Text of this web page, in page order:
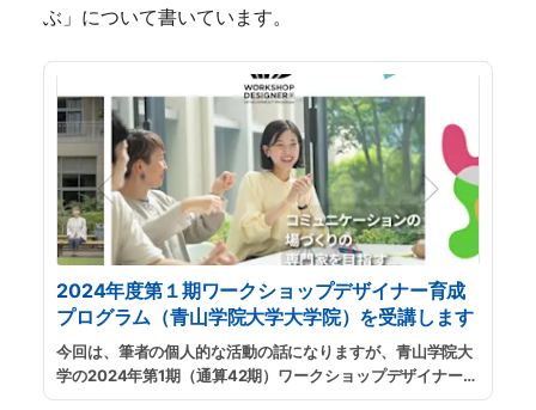
ぶ」について書いています。
2024年度第１期ワークショップデザイナー育成
プログラム（青山学院大学大学院）を受講します
今回は、筆者の個人的な活動の話になりますが、青山学院大
学の2024年第1期（通算42期）ワークショップデザイナー育
成プログラムに出願し、受講することにしました。...続きを